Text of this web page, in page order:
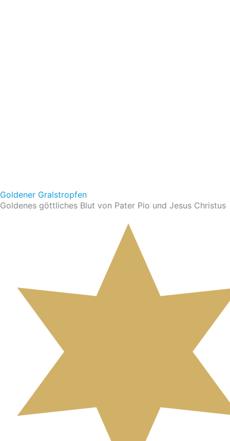
Goldener Gralstropfen
Goldenes göttliches Blut von Pater Pio und Jesus Christus